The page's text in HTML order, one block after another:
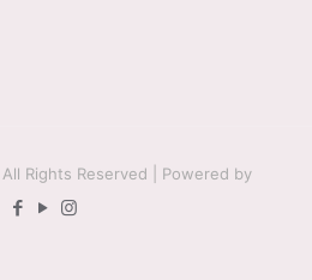
| All Rights Reserved | Powered by